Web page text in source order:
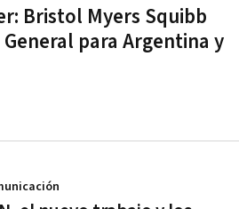
Bristol Myers Squibb
para Argentina y